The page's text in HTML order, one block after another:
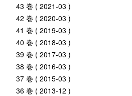
43 巻 ( 2021-03 )
42 巻 ( 2020-03 )
41 巻 ( 2019-03 )
40 巻 ( 2018-03 )
39 巻 ( 2017-03 )
38 巻 ( 2016-03 )
37 巻 ( 2015-03 )
36 巻 ( 2013-12 )